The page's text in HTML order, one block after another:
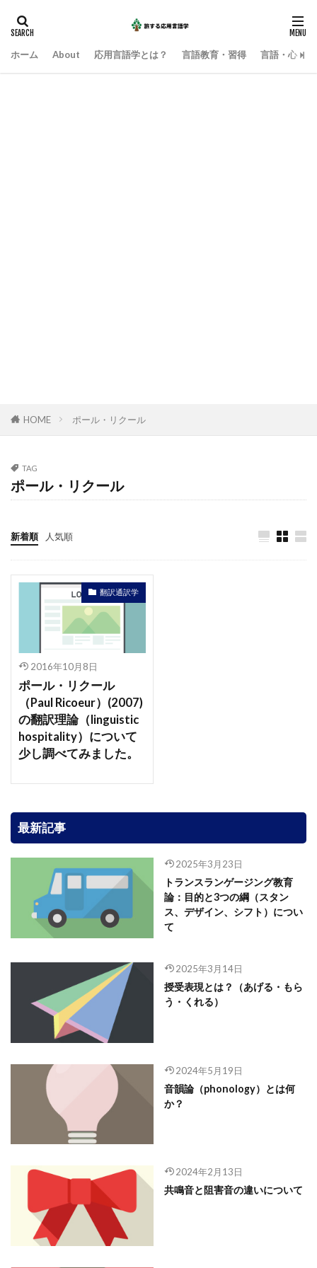
ホーム About 応用言語学とは？ 言語教育・習得 言語・心・
HOME ポール・リクール
TAG
ポール・リクール
新着順 人気順
翻訳通訳学
2016年10月8日
ポール・リクール
（Paul Ricoeur）(2007)
の翻訳理論（linguistic
hospitality）について
少し調べてみました。
最新記事
2025年3月23日
トランスランゲージング教育
論：目的と3つの綱（スタン
ス、デザイン、シフト）につい
て
2025年3月14日
授受表現とは？（あげる・もら
う・くれる）
2024年5月19日
音韻論（phonology）とは何
か？
2024年2月13日
共鳴音と阻害音の違いについて